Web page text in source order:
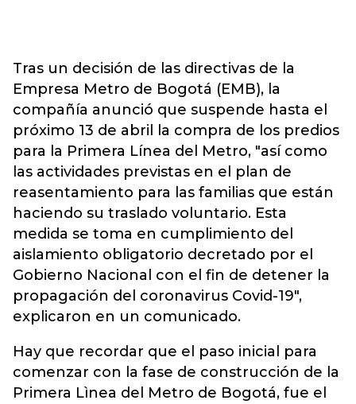
Tras un decisión de las directivas de la
Empresa Metro de Bogotá (EMB), la
compañía anunció que suspende hasta el
próximo 13 de abril la compra de los predios
para la Primera Línea del Metro, "así como
las actividades previstas en el plan de
reasentamiento para las familias que están
haciendo su traslado voluntario. Esta
medida se toma en cumplimiento del
aislamiento obligatorio decretado por el
Gobierno Nacional con el fin de detener la
propagación del coronavirus Covid-19",
explicaron en un comunicado.
Hay que recordar que el paso inicial para
comenzar con la fase de construcción de la
Primera Lìnea del Metro de Bogotá, fue el